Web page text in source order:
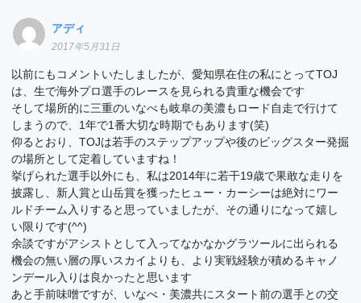
アディ
2017年5月31日
以前にもコメントいたしましたが、愛知県在住の私にとってTOJ
は、生で海外プロ選手のレースを見られる貴重な機会です
そして場所的に三重のいなべも岐阜の美濃もロード自走で行けて
しまうので、1年で1番大切な時期でもあります(笑)
仰るとおり、TOJは若手のステップアップや後のビッグスター発掘
の場所として定着していますね！
挙げられた選手以外にも、私は2014年に若干19歳で果敢な走りを
披露し、新人賞と山岳賞を獲ったヒュー・カーシーは絶対にワー
ルドチーム入りすると思っていましたが、その通りになって嬉し
い限りです(^^)
余談ですがアシストとして入ってなかなかグラツールに出られる
機会の無い層の厚いスカイよりも、より実戦経験が積めるキャノ
ンデール入りは良かったと思います
あと手前味噌ですが、いなべ・美濃共にスタート前の選手との交